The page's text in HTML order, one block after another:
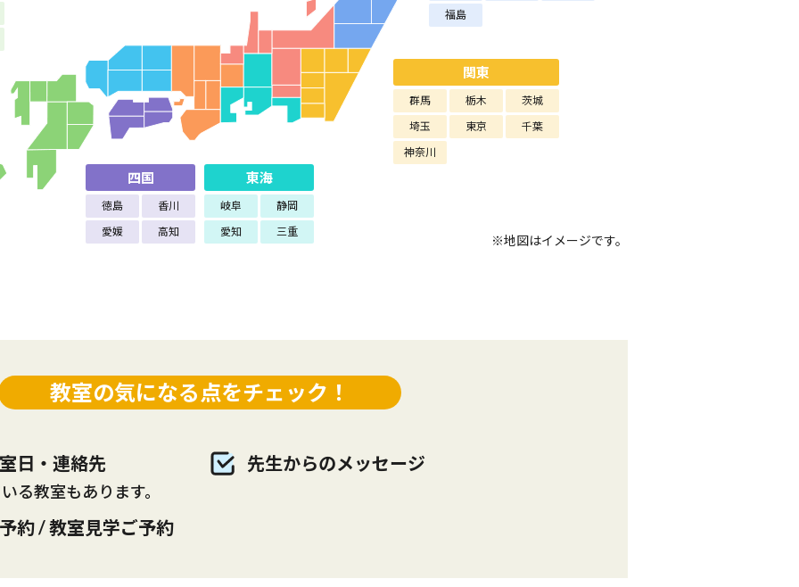
福島
関東
群馬 栃木
茨城
埼玉
東京
千葉
神奈川
東海
岐阜
静岡
愛知
三重
四国
徳島
香川
愛媛
高知
※地図はイメージです。
教室の気になる点をチェック！
日・連絡先
る教室もあります。
先生からのメッセージ
約 / 教室見学ご予約